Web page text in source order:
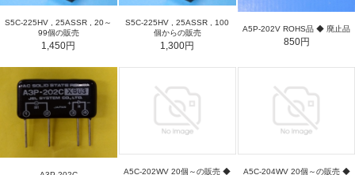
S5C-225HV , 25ASSR , 20～
99個の販売
1,450円
S5C-225HV , 25ASSR , 100
個からの販売
1,300円
A5P-202V ROHS品 ◆ 廃止品
850円
A5C-202WV 20個～の販売 ◆
A5C-204WV 20個～の販売 ◆